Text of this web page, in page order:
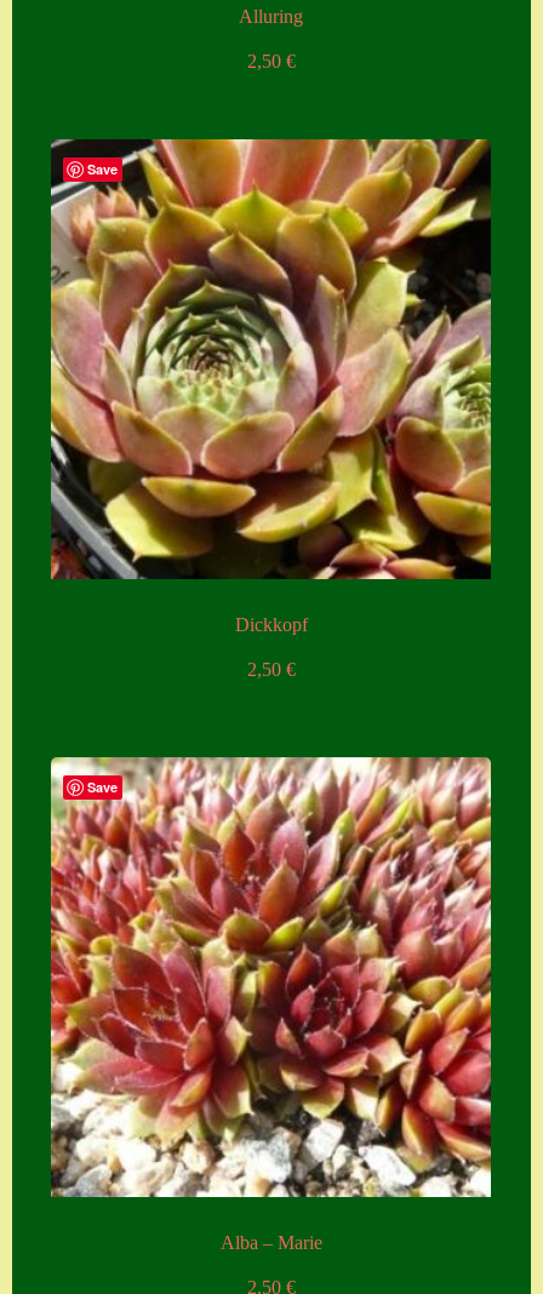
Alluring
2,50 €
Save
Dickkopf
2,50 €
Save
Alba – Marie
2,50 €